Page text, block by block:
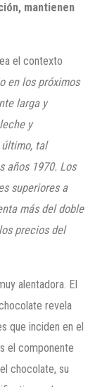
mantienen
el contexto
en los próximos
larga y
y
tal
años 1970. Los
superiores a
más del doble
precios del
alentadora. El
revela
que inciden en el
el componente
chocolate, su